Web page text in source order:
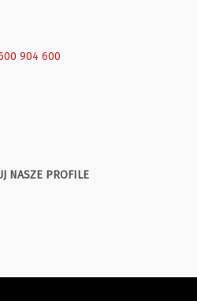
904 600
NASZE PROFILE